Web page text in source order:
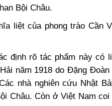
Bội Châu.
liệt của phong trào Cần
định rõ tác phẩm này có
năm 1918 do Đặng Đoàn
nhà nghiên cứu Nhật
Châu. Còn ở Việt Nam